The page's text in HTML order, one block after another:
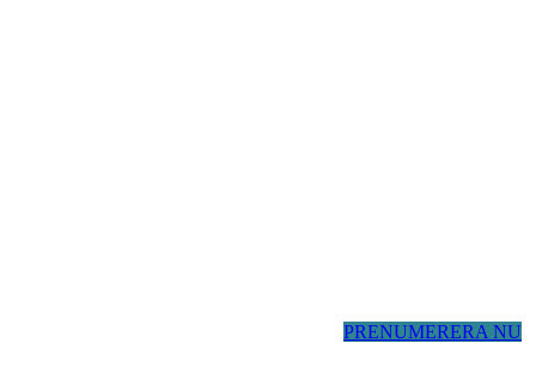
PRENUMERERA NU